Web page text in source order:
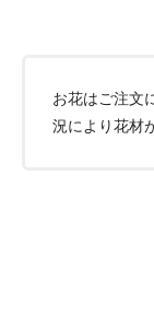
お花はご注文
況により花材